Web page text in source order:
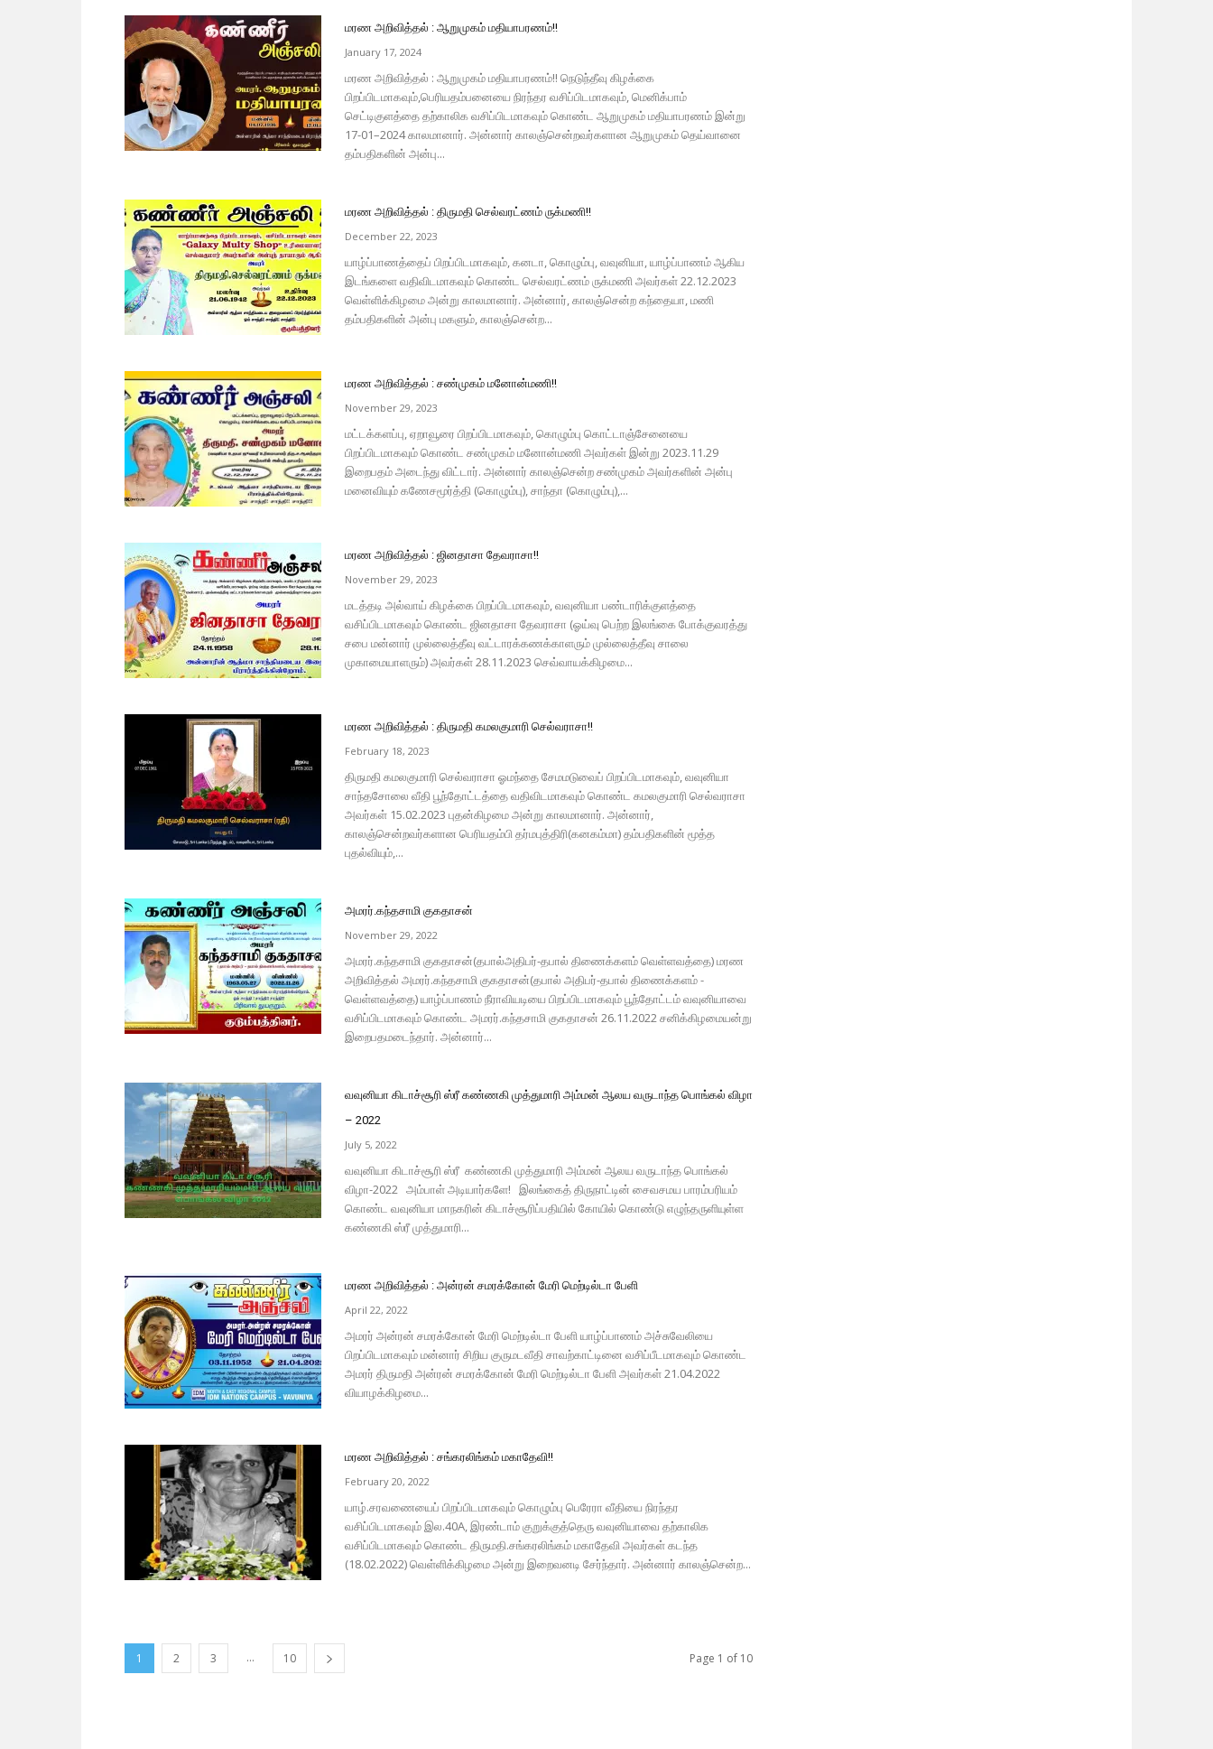
மரண அறிவித்தல் : ஆறுமுகம் மதியாபரணம்!!
January 17, 2024
மரண அறிவித்தல் : ஆறுமுகம் மதியாபரணம்!! நெடுந்தீவு கிழக்கை
பிறப்பிடமாகவும்,பெரியதம்பனையை நிரந்தர வசிப்பிடமாகவும், மெனிக்பாம்
செட்டிகுளத்தை தற்காலிக வசிப்பிடமாகவும் கொண்ட ஆறுமுகம் மதியாபரணம் இன்று
17-01–2024 காலமானார். அன்னார் காலஞ்சென்றவர்களான ஆறுமுகம் தெய்வானை
தம்பதிகளின் அன்பு...
மரண அறிவித்தல் : திருமதி செல்வரட்ணம் ருக்மணி!!
December 22, 2023
யாழ்ப்பாணத்தைப் பிறப்பிடமாகவும், கனடா, கொழும்பு, வவுனியா, யாழ்ப்பாணம் ஆகிய
இடங்களை வதிவிடமாகவும் கொண்ட செல்வரட்ணம் ருக்மணி அவர்கள் 22.12.2023
வெள்ளிக்கிழமை அன்று காலமானார். அன்னார், காலஞ்சென்ற கந்தையா, மணி
தம்பதிகளின் அன்பு மகளும், காலஞ்சென்ற...
மரண அறிவித்தல் : சண்முகம் மனோன்மணி!!
November 29, 2023
மட்டக்களப்பு, ஏறாவூரை பிறப்பிடமாகவும், கொழும்பு கொட்டாஞ்சேனையை
பிறப்பிடமாகவும் கொண்ட சண்முகம் மனோன்மணி அவர்கள் இன்று 2023.11.29
இறைபதம் அடைந்து விட்டார். அன்னார் காலஞ்சென்ற சண்முகம் அவர்களின் அன்பு
மனைவியும் கணேசமூர்த்தி (கொழும்பு), சாந்தா (கொழும்பு),...
மரண அறிவித்தல் : ஜினதாசா தேவராசா!!
November 29, 2023
மடத்தடி அல்வாய் கிழக்கை பிறப்பிடமாகவும், வவுனியா பண்டாரிக்குளத்தை
வசிப்பிடமாகவும் கொண்ட ஜினதாசா தேவராசா (ஓய்வு பெற்ற இலங்கை போக்குவரத்து
சபை மன்னார் முல்லைத்தீவு வட்டாரக்கணக்காளரும் முல்லைத்தீவு சாலை
முகாமையாளரும்) அவர்கள் 28.11.2023 செவ்வாயக்கிழமை...
மரண அறிவித்தல் : திருமதி கமலகுமாரி செல்வராசா!!
February 18, 2023
திருமதி கமலகுமாரி செல்வராசா ஓமந்தை சேமமடுவைப் பிறப்பிடமாகவும், வவுனியா
சாந்தசோலை வீதி பூந்தோட்டத்தை வதிவிடமாகவும் கொண்ட கமலகுமாரி செல்வராசா
அவர்கள் 15.02.2023 புதன்கிழமை அன்று காலமானார். அன்னார்,
காலஞ்சென்றவர்களான பெரியதம்பி தர்மபுத்திரி(கனகம்மா) தம்பதிகளின் மூத்த
புதல்வியும்,...
அமரர்.கந்தசாமி குகதாசன்
November 29, 2022
அமரர்.கந்தசாமி குகதாசன்(தபால்அதிபர்-தபால் திணைக்களம் வெள்ளவத்தை) மரண
அறிவித்தல் அமரர்.கந்தசாமி குகதாசன்(தபால் அதிபர்-தபால் திணைக்களம் -
வெள்ளவத்தை) யாழ்ப்பாணம் நீராவியடியை பிறப்பிடமாகவும் பூந்தோட்டம் வவுனியாவை
வசிப்பிடமாகவும் கொண்ட அமரர்.கந்தசாமி குகதாசன் 26.11.2022 சனிக்கிழமையன்று
இறைபதமடைந்தார். அன்னார்...
வவுனியா கிடாச்சூரி ஸ்ரீ கண்ணகி முத்துமாரி அம்மன் ஆலய வருடாந்த பொங்கல் விழா
– 2022
July 5, 2022
வவுனியா கிடாச்சூரி ஸ்ரீ கண்ணகி முத்துமாரி அம்மன் ஆலய வருடாந்த பொங்கல்
விழா-2022 அம்பாள் அடியார்களே! இலங்கைத் திருநாட்டின் சைவசமய பாரம்பரியம்
கொண்ட வவுனியா மாநகரின் கிடாச்சூரிப்பதியில் கோயில் கொண்டு எழுந்தருளியுள்ள
கண்ணகி ஸ்ரீ முத்துமாரி...
மரண அறிவித்தல் : அன்ரன் சமரக்கோன் மேரி மெற்டில்டா பேளி
April 22, 2022
அமரர் அன்ரன் சமரக்கோன் மேரி மெற்டில்டா பேளி யாழ்ப்பாணம் அச்சுவேலியை
பிறப்பிடமாகவும் மன்னார் சிறிய குருமடவீதி சாவற்காட்டினை வசிப்பீடமாகவும் கொண்ட
அமரர் திருமதி அன்ரன் சமரக்கோன் மேரி மெற்டில்டா பேளி அவர்கள் 21.04.2022
வியாழக்கிழமை...
மரண அறிவித்தல் : சங்கரலிங்கம் மகாதேவி!!
February 20, 2022
யாழ்.சரவணையைப் பிறப்பிடமாகவும் கொழும்பு பெரேரா வீதியை நிரந்தர
வசிப்பிடமாகவும் இல.40A, இரண்டாம் குறுக்குத்தெரு வவுனியாவை தற்காலிக
வசிப்பிடமாகவும் கொண்ட திருமதி.சங்கரலிங்கம் மகாதேவி அவர்கள் கடந்த
(18.02.2022) வெள்ளிக்கிழமை அன்று இறைவனடி சேர்ந்தார். அன்னார் காலஞ்சென்ற...
1 2 3 ... 10 Page 1 of 10